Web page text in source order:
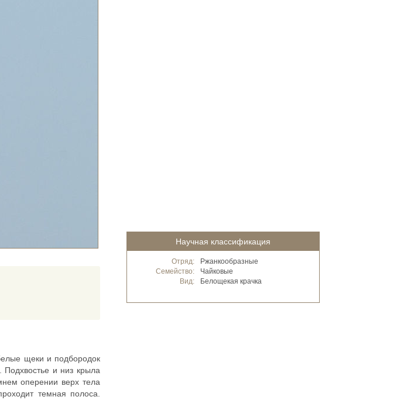
щеки и подбородок
Подхвостье и низ крыла
оперении верх тела
темная полоса.
Научная классификация
Отряд:
Ржанкообразные
Семейство:
Чайковые
Вид:
Белощекая крачка